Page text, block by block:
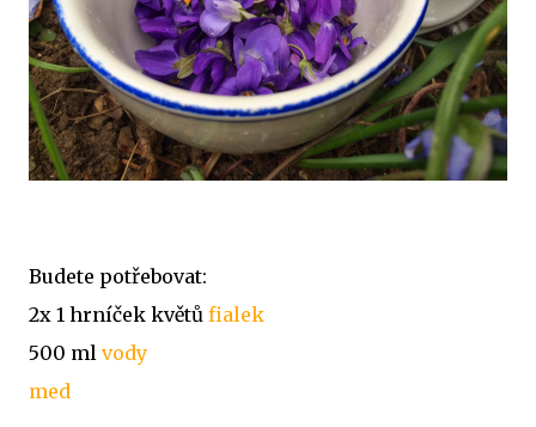
Budete potřebovat:
2x 1 hrníček květů fialek
500 ml vody
med